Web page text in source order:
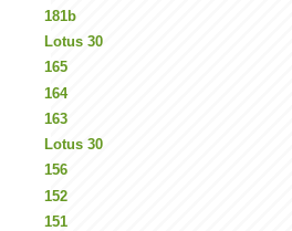
181b
Lotus 30
165
164
163
Lotus 30
156
152
151